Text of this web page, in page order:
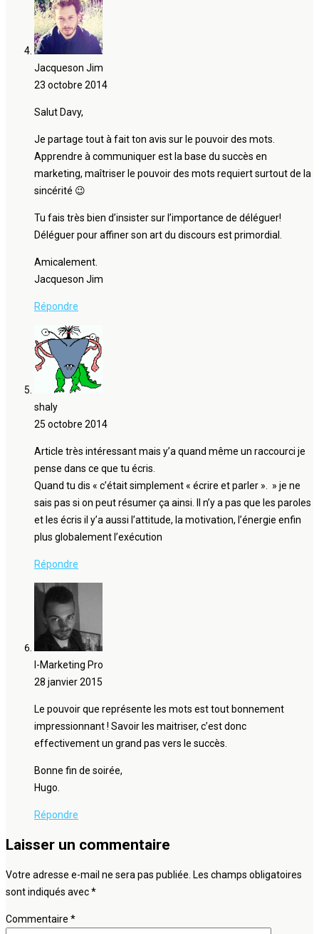
Jacqueson Jim
23 octobre 2014
Salut Davy,
Je partage tout à fait ton avis sur le pouvoir des mots.
Apprendre à communiquer est la base du succès en
marketing, maîtriser le pouvoir des mots requiert surtout de la
sincérité 😉
Tu fais très bien d’insister sur l’importance de déléguer!
Déléguer pour affiner son art du discours est primordial.
Amicalement.
Jacqueson Jim
Répondre
shaly
25 octobre 2014
Article très intéressant mais y’a quand même un raccourci je
pense dans ce que tu écris.
Quand tu dis « c’était simplement « écrire et parler ». » je ne
sais pas si on peut résumer ça ainsi. Il n’y a pas que les paroles
et les écris il y’a aussi l’attitude, la motivation, l’énergie enfin
plus globalement l’exécution
Répondre
I-Marketing Pro
28 janvier 2015
Le pouvoir que représente les mots est tout bonnement
impressionnant ! Savoir les maitriser, c’est donc
effectivement un grand pas vers le succès.
Bonne fin de soirée,
Hugo.
Répondre
Laisser un commentaire
Votre adresse e-mail ne sera pas publiée. Les champs obligatoires
sont indiqués avec*
Commentaire *